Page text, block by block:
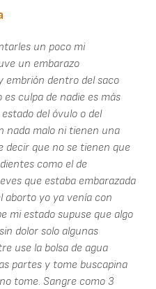
un poco mi
un embarazo
embrión dentro del saco
culpa de nadie es más
del óvulo o del
nada malo ni tienen una
decir que no se tienen que
como el de
que estaba embarazada
aborto yo ya venía con
mi estado supuse que algo
dolor solo algunas
use la bolsa de agua
partes y tome buscapina
tome. Sangre como 3